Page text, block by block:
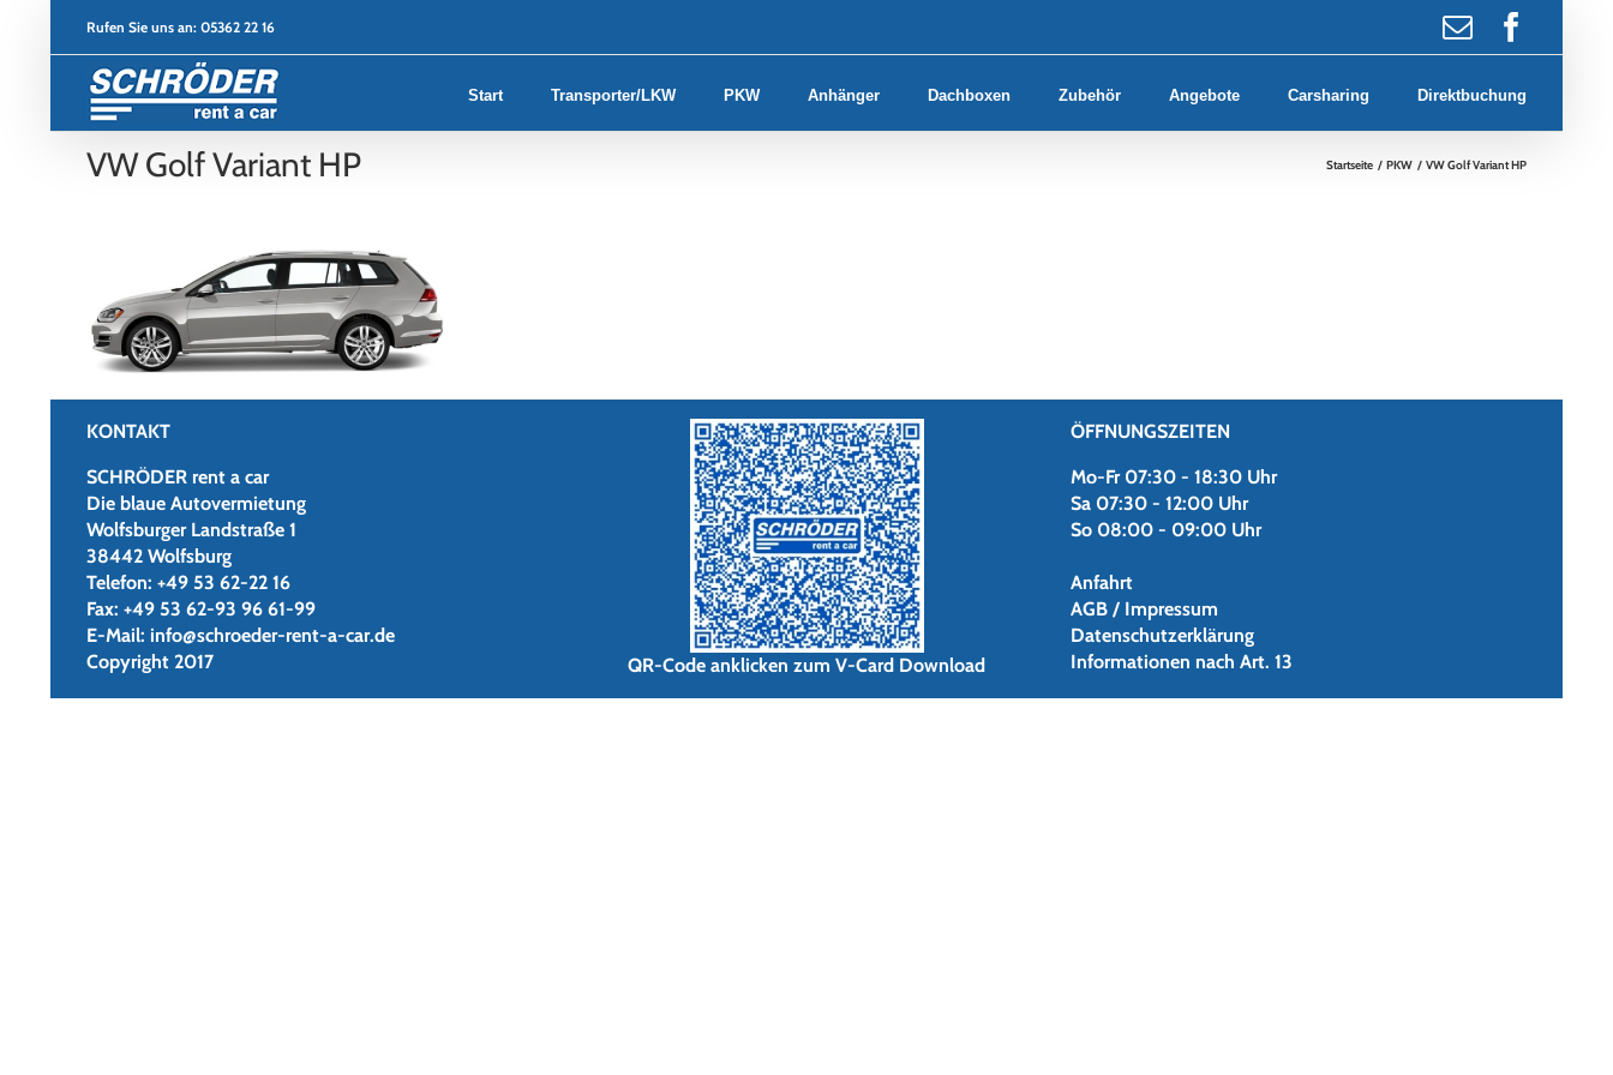
Rufen Sie uns an: 05362 22 16
E-
Mail
Start Transporter/LKW PKW Anhänger Dachboxen Zubehör Angebote Carsharing Direktbuchung
VW Golf Variant HP Startseite PKW VW Golf Variant HP
KONTAKT
SCHRÖDER rent a car
Die blaue Autovermietung
Wolfsburger Landstraße 1
38442 Wolfsburg
Telefon: +49 53 62-22 16
Fax: +49 53 62-93 96 61-99
E-Mail: info@schroeder-rent-a-car.de
Copyright 2017
QR-Code anklicken zum V-Card Download
ÖFFNUNGSZEITEN
Mo-Fr 07:30 - 18:30 Uhr
Sa 07:30 - 12:00 Uhr
So 08:00 - 09:00 Uhr
Anfahrt
AGB / Impressum
Datenschutzerklärung
Informationen nach Art. 13